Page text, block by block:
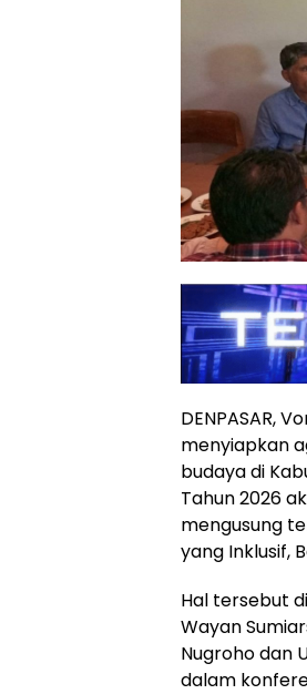
DENPASAR,
menyiapkan
budaya di
Tahun 2026
mengusung
yang Inklusif,
Hal tersebut
Wayan
Nugroho dan
dalam